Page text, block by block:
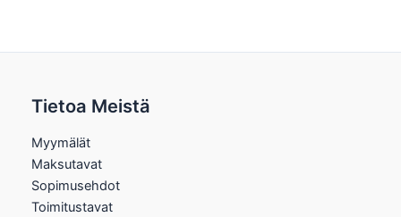
Tietoa Meistä
Myymälät
Maksutavat
Sopimusehdot
Toimitustavat